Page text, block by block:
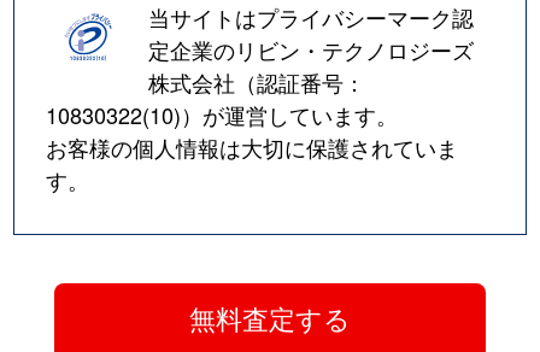
当サイトはプライバシーマーク認
定企業のリビン・テクノロジーズ
株式会社（認証番号：
10830322(10)）が運営しています。
お客様の個人情報は大切に保護されていま
す。